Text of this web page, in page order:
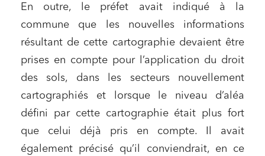
En outre, le préfet avait indiqué à la
commune que les nouvelles informations
résultant de cette cartographie devaient être
prises en compte pour l’application du droit
des sols, dans les secteurs nouvellement
cartographiés et lorsque le niveau d’aléa
défini par cette cartographie était plus fort
que celui déjà pris en compte. Il avait
également précisé qu’il conviendrait, en ce